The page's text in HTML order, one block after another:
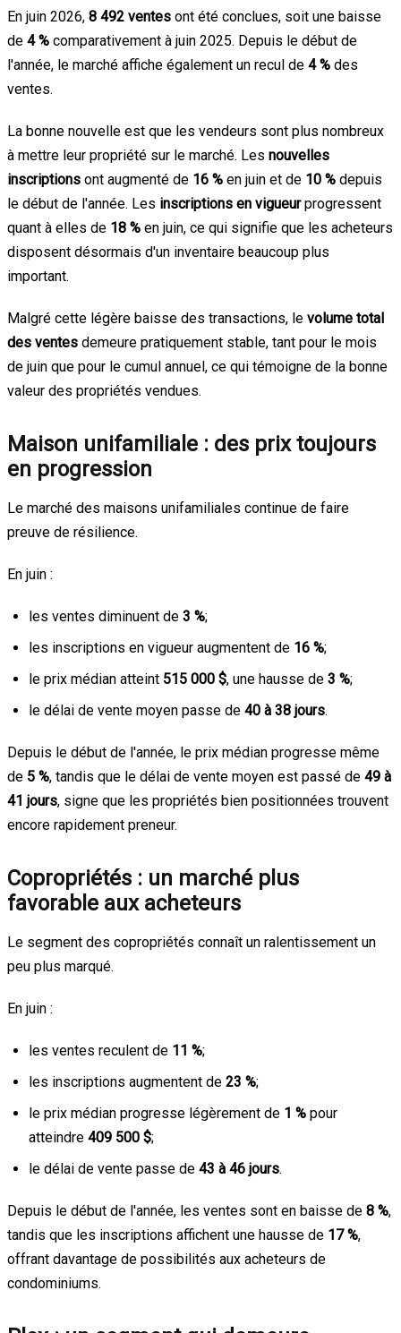
En juin 2026, 8 492 ventes ont été conclues, soit une baisse
de 4 % comparativement à juin 2025. Depuis le début de
l'année, le marché affiche également un recul de 4 % des
ventes.
La bonne nouvelle est que les vendeurs sont plus nombreux
à mettre leur propriété sur le marché. Les nouvelles
inscriptions ont augmenté de 16 % en juin et de 10 % depuis
le début de l'année. Les inscriptions en vigueurprogressent
quant à elles de 18 % en juin, ce qui signifie que les acheteurs
disposent désormais d'un inventaire beaucoup plus
important.
Malgré cette légère baisse des transactions, le volume total
des ventes demeure pratiquement stable, tant pour le mois
de juin que pour le cumul annuel, ce qui témoigne de la bonne
valeur des propriétés vendues.
Maison unifamiliale : des prix toujours
en progression
Le marché des maisons unifamiliales continue de faire
preuve de résilience.
En juin :
les ventes diminuent de 3 %;
les inscriptions en vigueur augmentent de 16 %;
le prix médian atteint 515 000 $, une hausse de 3 %;
le délai de vente moyen passe de 40 à 38 jours.
Depuis le début de l'année, le prix médian progresse même
de 5 %, tandis que le délai de vente moyen est passé de 49 à
41 jours, signe que les propriétés bien positionnées trouvent
encore rapidement preneur.
Copropriétés : un marché plus
favorable aux acheteurs
Le segment des copropriétés connaît un ralentissement un
peu plus marqué.
En juin :
les ventes reculent de 11 %;
les inscriptions augmentent de 23 %;
le prix médian progresse légèrement de 1 % pour
atteindre 409 500 $;
le délai de vente passe de 43 à 46 jours.
Depuis le début de l'année, les ventes sont en baisse de 8 %,
tandis que les inscriptions affichent une hausse de 17 %,
offrant davantage de possibilités aux acheteurs de
condominiums.